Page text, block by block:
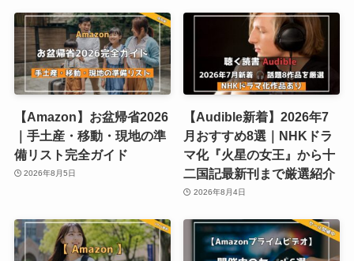
【Amazon】お盆帰省2026
｜手土産・移動・現地の準
備リスト完全ガイド
2026年8月5日
【Audible新着】2026年7
月おすすめ8選｜NHKドラ
マ化『火星の女王』から十
二国記最新刊まで厳選紹介
2026年8月4日